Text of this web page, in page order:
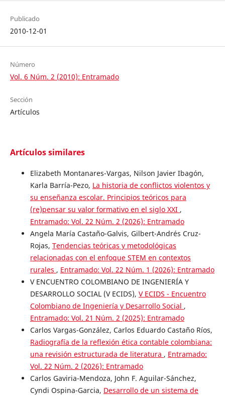
Publicado
2010-12-01
Número
Vol. 6 Núm. 2 (2010): Entramado
Sección
Artículos
Artículos similares
Elizabeth Montanares-Vargas, Nilson Javier Ibagón,
Karla Barría-Pezo, La historia de conflictos violentos y
su enseñanza escolar. Principios teóricos para
(re)pensar su valor formativo en el siglo XXI ,
Entramado: Vol. 22 Núm. 2 (2026): Entramado
Angela María Castaño-Galvis, Gilbert-Andrés Cruz-
Rojas, Tendencias teóricas y metodológicas
relacionadas con el enfoque STEM en contextos
rurales , Entramado: Vol. 22 Núm. 1 (2026): Entramado
V ENCUENTRO COLOMBIANO DE INGENIERÍA Y
DESARROLLO SOCIAL (V ECIDS), V ECIDS - Encuentro
Colombiano de Ingeniería y Desarrollo Social ,
Entramado: Vol. 21 Núm. 2 (2025): Entramado
Carlos Vargas-González, Carlos Eduardo Castaño Ríos,
Radiografía de la reflexión ética contable colombiana:
una revisión estructurada de literatura , Entramado:
Vol. 22 Núm. 2 (2026): Entramado
Carlos Gaviria-Mendoza, John F. Aguilar-Sánchez,
Cyndi Ospina-Garcia, Desarrollo de un sistema de